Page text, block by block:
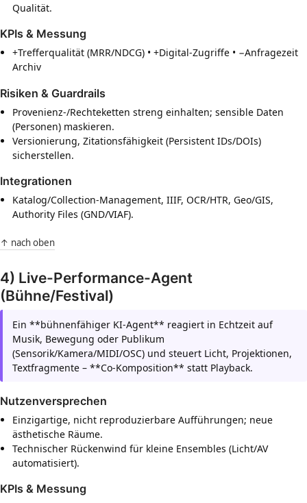
Qualität.
KPIs & Messung
+Trefferqualität (MRR/NDCG) • +Digital-Zugriffe • −Anfragezeit
Archiv
Risiken & Guardrails
Provenienz-/Rechteketten streng einhalten; sensible Daten
(Personen) maskieren.
Versionierung, Zitationsfähigkeit (Persistent IDs/DOIs)
sicherstellen.
Integrationen
Katalog/Collection-Management, IIIF, OCR/HTR, Geo/GIS,
Authority Files (GND/VIAF).
↑ nach oben
4) Live-Performance-Agent
(Bühne/Festival)
Ein **bühnenfähiger KI-Agent** reagiert in Echtzeit auf
Musik, Bewegung oder Publikum
(Sensorik/Kamera/MIDI/OSC) und steuert Licht, Projektionen,
Textfragmente – **Co-Komposition** statt Playback.
Nutzenversprechen
Einzigartige, nicht reproduzierbare Aufführungen; neue
ästhetische Räume.
Technischer Rückenwind für kleine Ensembles (Licht/AV
automatisiert).
KPIs & Messung